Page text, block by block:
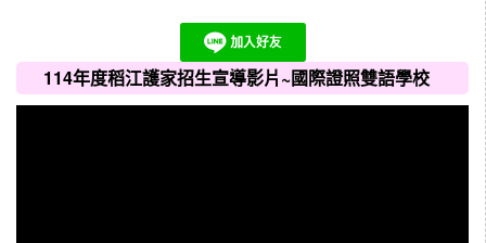
114年度稻江護家招生宣導影片~國際證照雙語學校